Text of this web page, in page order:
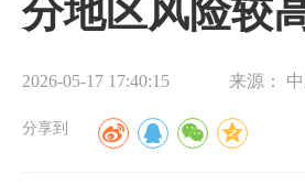
分地区风险较
2026-05-17 17:40:15 来源：
分享到